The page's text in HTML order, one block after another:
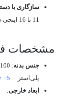
سازگاری با
11 تا 16 اینچی طراحی شده است، از جمله مک‌بوک پرو 16 اینچی.
مشخصات
جنس بدنه:
پلی‌استر
+5
ابعاد خارجی: